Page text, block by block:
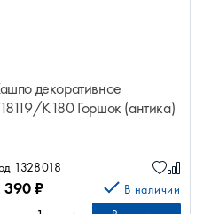
декоративное
K180 Горшок (антика)
1328018
390₽ В наличии